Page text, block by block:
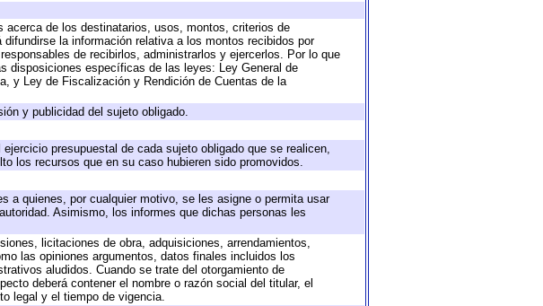
de los destinatarios, usos, montos, criterios de
la información relativa a los montos recibidos por
de recibirlos, administrarlos y ejercerlos. Por lo que
disposiciones específicas de las leyes: Ley General de
y Ley de Fiscalización y Rendición de Cuentas de la
y publicidad del sujeto obligado.
presupuestal de cada sujeto obligado que se realicen,
los recursos que en su caso hubieren sido promovidos.
quienes, por cualquier motivo, se les asigne o permita usar
Asimismo, los informes que dichas personas les
licitaciones de obra, adquisiciones, arrendamientos,
las opiniones argumentos, datos finales incluidos los
aludidos. Cuando se trate del otorgamiento de
deberá contener el nombre o razón social del titular, el
legal y el tiempo de vigencia.